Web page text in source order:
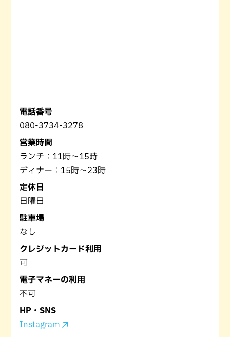
電話番号
080-3734-3278
営業時間
ランチ：11時〜15時
ディナー：15時〜23時
定休日
日曜日
駐車場
なし
クレジットカード利用
可
電子マネーの利用
不可
HP・SNS
Instagram